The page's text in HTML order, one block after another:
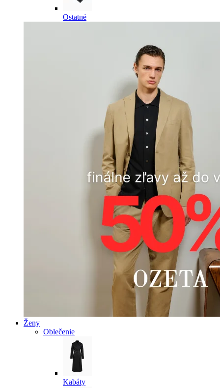
Ostatné
Ženy
Oblečenie
Kabáty